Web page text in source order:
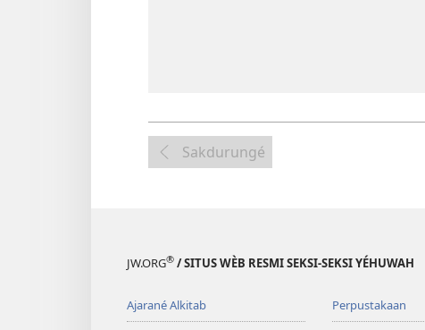
Sakdurungé
JW.ORG® / SITUS WÈB RESMI SEKSI-SEKSI YÉHUWAH
Ajarané Alkitab Perpustakaan